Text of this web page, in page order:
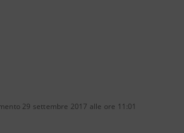
29 settembre 2017 alle ore 11:01